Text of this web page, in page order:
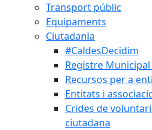
Transport públic
Equipaments
Ciutadania
#CaldesDecidim
Registre
Recursos per a
Entitats i
Crides de
ciutadana